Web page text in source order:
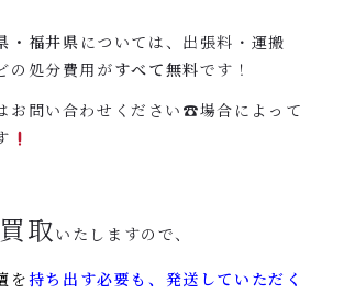
・福井県 については、出張料・運搬
の処分費用がすべて無料です！
お問い合わせください☎︎場合によって
取いたしますので、
を持ち出す必要も、発送していただく